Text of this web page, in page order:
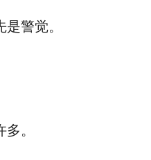
警觉。
。